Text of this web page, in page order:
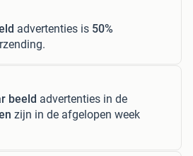
advertenties is 50%
beeld advertenties in de
zijn in de afgelopen week